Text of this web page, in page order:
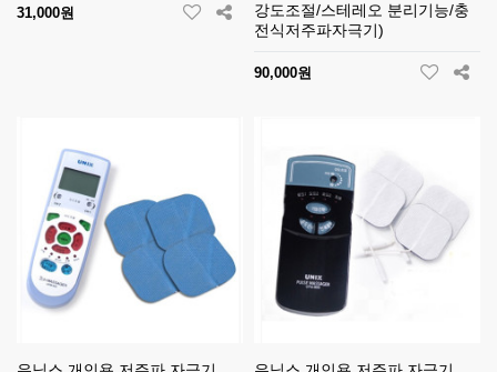
31,000원
강도조절/스테레오 분리기능/충
전식저주파자극기)
90,000원